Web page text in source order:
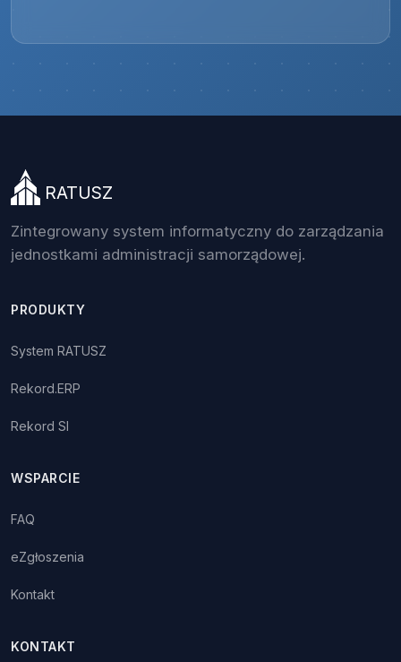
RATUSZ
Zintegrowany system informatyczny do zarządzania
jednostkami administracji samorządowej.
PRODUKTY
System RATUSZ
Rekord.ERP
Rekord SI
WSPARCIE
FAQ
eZgłoszenia
Kontakt
KONTAKT